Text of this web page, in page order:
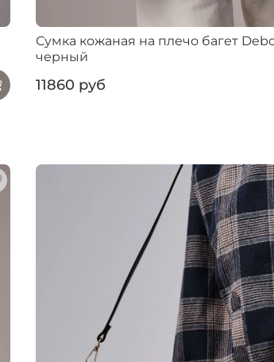
Сумка кожаная на плечо багет
черный
11860 руб